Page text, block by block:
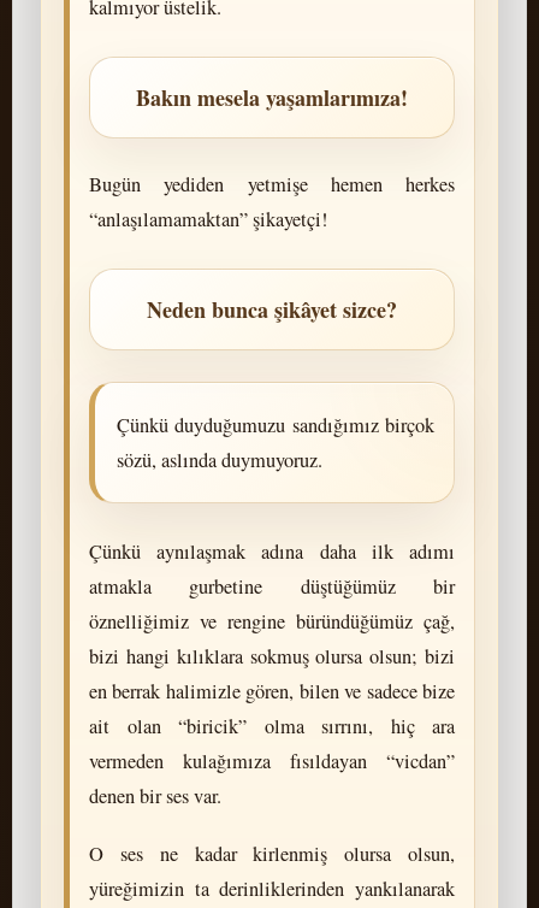
kalmıyor üstelik.
Bakın mesela yaşamlarımıza!
Bugün yediden yetmişe hemen herkes
“anlaşılamamaktan” şikayetçi!
Neden bunca şikâyet sizce?
Çünkü duyduğumuzu sandığımız birçok
sözü, aslında duymuyoruz.
Çünkü aynılaşmak adına daha ilk adımı
atmakla gurbetine düştüğümüz bir
öznelliğimiz ve rengine büründüğümüz çağ,
bizi hangi kılıklara sokmuş olursa olsun; bizi
en berrak halimizle gören, bilen ve sadece bize
ait olan “biricik” olma sırrını, hiç ara
vermeden kulağımıza fısıldayan “vicdan”
denen bir ses var.
O ses ne kadar kirlenmiş olursa olsun,
yüreğimizin ta derinliklerinden yankılanarak